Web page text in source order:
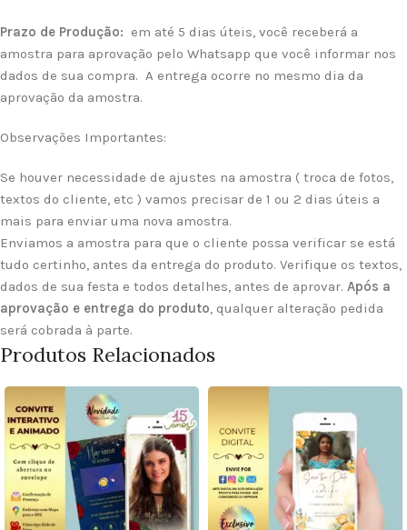
Prazo de Produção: em até 5 dias úteis, você receberá a
amostra para aprovação pelo Whatsapp que você informar nos
dados de sua compra. A entrega ocorre no mesmo dia da
aprovação da amostra.
Observações Importantes:
Se houver necessidade de ajustes na amostra ( troca de fotos,
textos do cliente, etc ) vamos precisar de 1 ou 2 dias úteis a
mais para enviar uma nova amostra.
Enviamos a amostra para que o cliente possa verificar se está
tudo certinho, antes da entrega do produto. Verifique os textos,
dados de sua festa e todos detalhes, antes de aprovar. Após a
aprovação e entrega do produto , qualquer alteração pedida
será cobrada à parte.
Produtos Relacionados